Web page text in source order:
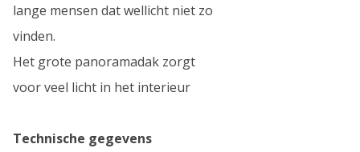
lange mensen dat wellicht niet zo
vinden.
Het grote panoramadak zorgt
voor veel licht in het interieur
Technische gegevens